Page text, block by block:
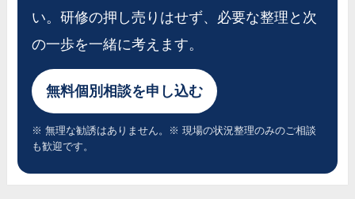
い。研修の押し売りはせず、必要な整理と次
の一歩を一緒に考えます。
無料個別相談を申し込む
※ 無理な勧誘はありません。※ 現場の状況整理のみのご相談
も歓迎です。